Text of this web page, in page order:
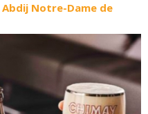
Abdij Notre-Dame de